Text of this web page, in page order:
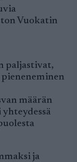
Vuokatin
paljastivat,
pieneneminen
määrän
ja